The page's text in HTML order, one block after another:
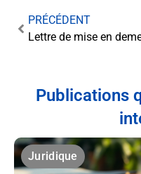
PRÉCÉDENT
Publications
Juridique